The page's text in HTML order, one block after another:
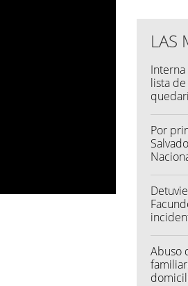
LAS
Interna
lista
Por
Abuso